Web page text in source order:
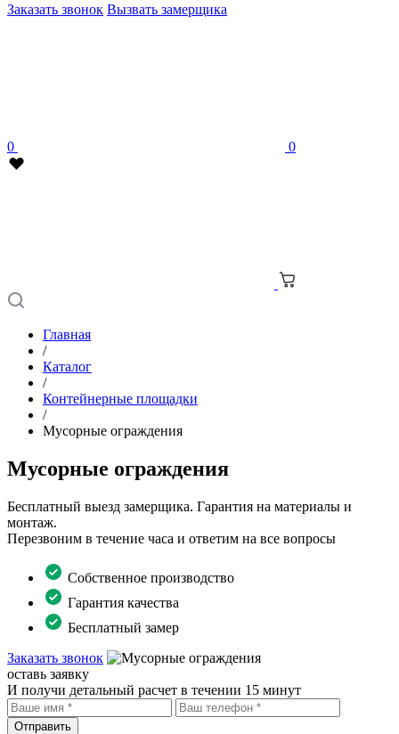
Заказать звонок Вызвать замерщика
0 0
Главная
/
Каталог
/
Контейнерные площадки
/
Мусорные ограждения
Мусорные ограждения
Бесплатный выезд замерщика. Гарантия на материалы и
монтаж.
Перезвоним в течение часа и ответим на все вопросы
Собственное производство
Гарантия качества
Бесплатный замер
Заказать звонок
оставь заявку
И получи детальный расчет в течении 15 минут
Отправить